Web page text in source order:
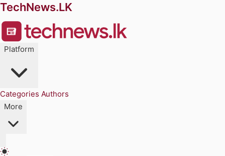
TechNews.LK
Platform
Categories Authors
More